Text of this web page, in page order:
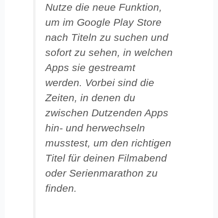
Nutze die neue Funktion,
um im Google Play Store
nach Titeln zu suchen und
sofort zu sehen, in welchen
Apps sie gestreamt
werden. Vorbei sind die
Zeiten, in denen du
zwischen Dutzenden Apps
hin- und herwechseln
musstest, um den richtigen
Titel für deinen Filmabend
oder Serienmarathon zu
finden.